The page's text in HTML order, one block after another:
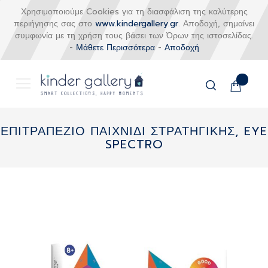
Χρησιμοποιούμε Cookies για τη διασφάλιση της καλύτερης
περιήγησης σας στο www.kindergallery.gr. Αποδοχή, σημαίνει
συμφωνία με τη χρήση τους βάσει των Όρων της ιστοσελίδας.
- Μάθετε Περισσότερα- Αποδοχή
Το
στο
περιεχόμενο
ΕΠΙΤΡΑΠΕΖΙΟ ΠΑΙΧΝΙΔΙ ΣΤΡΑΤΗΓΙΚΗΣ, EYE
SPECTRO